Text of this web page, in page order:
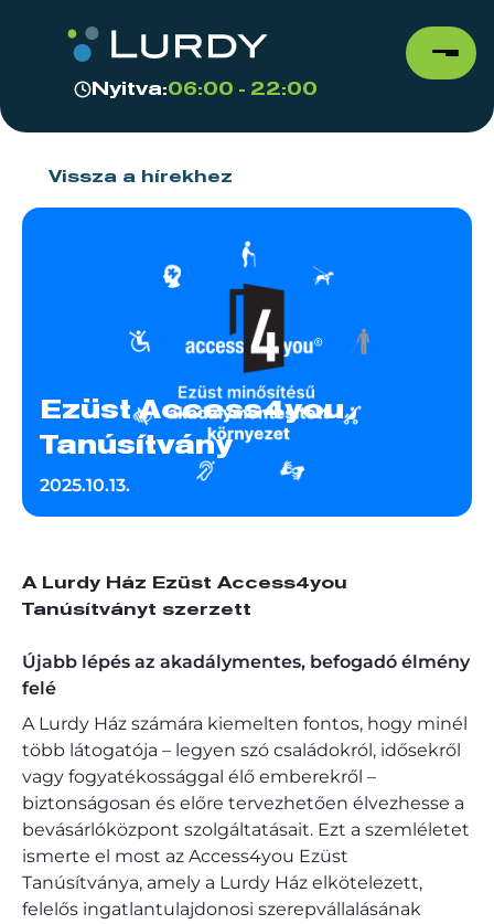
Nyitva:06:00 - 22:00
Vissza a hírekhez
Ezüst Access4you
Tanúsítvány
2025.10.13.
A Lurdy Ház Ezüst Access4you
Tanúsítványt szerzett
Újabb lépés az akadálymentes, befogadó élmény
felé
A Lurdy Ház számára kiemelten fontos, hogy minél
több látogatója – legyen szó családokról, idősekről
vagy fogyatékossággal élő emberekről –
biztonságosan és előre tervezhetően élvezhesse a
bevásárlóközpont szolgáltatásait. Ezt a szemléletet
ismerte el most az Access4you Ezüst
Tanúsítványa, amely a Lurdy Ház elkötelezett,
felelős ingatlantulajdonosi szerepvállalásának